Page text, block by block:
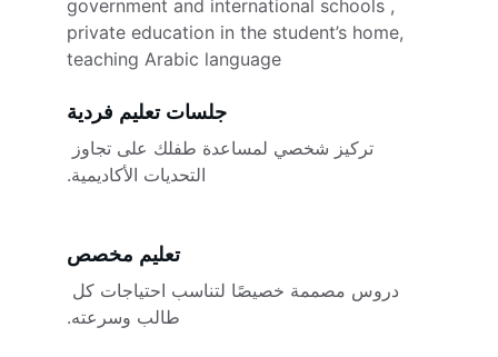
جلسات تعليم فردية
تركيز شخصي لمساعدة طفلك على تجاوز
التحديات الأكاديمية.
تعليم مخصص
دروس مصممة خصيصًا لتناسب احتياجات كل
طالب وسرعته.
government and international schools ,
private education in the student’s home,
teaching Arabic language